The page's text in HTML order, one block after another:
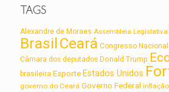
TAGS
Alexandre de Moraes Assembleia Legislativa
BrasilCeará Congresso Nacional
Câmara dos deputados Donald Trump
brasileira Esporte Estados Unidos
governo do Ceará Governo Federal inflação